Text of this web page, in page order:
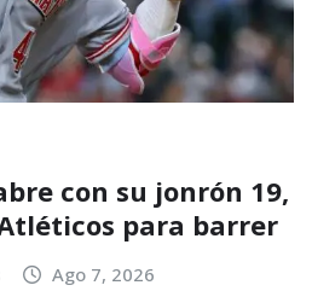
con su jonrón 19,
para barrer
Ago 7, 2026